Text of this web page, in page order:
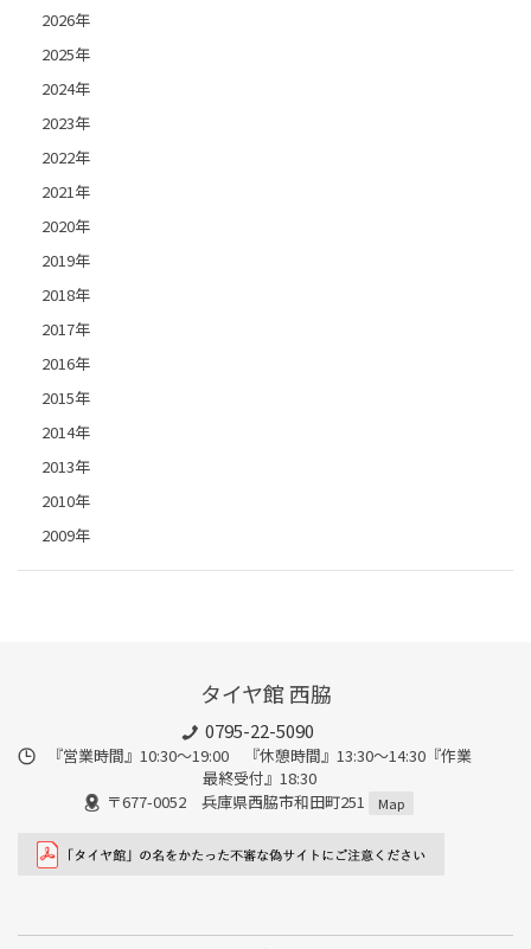
2026年
2025年
2024年
2023年
2022年
2021年
2020年
2019年
2018年
2017年
2016年
2015年
2014年
2013年
2010年
2009年
タイヤ館 西脇
0795-22-5090
『営業時間』10:30～19:00 『休憩時間』13:30～14:30『作業
最終受付』18:30
〒677-0052 兵庫県西脇市和田町251
Map